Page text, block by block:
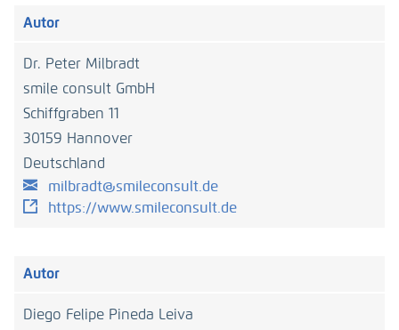
Autor
Dr. Peter Milbradt
smile consult GmbH
Schiffgraben 11
30159 Hannover
Deutschland
milbradt@smileconsult.de
https://www.smileconsult.de
Autor
Diego Felipe Pineda Leiva